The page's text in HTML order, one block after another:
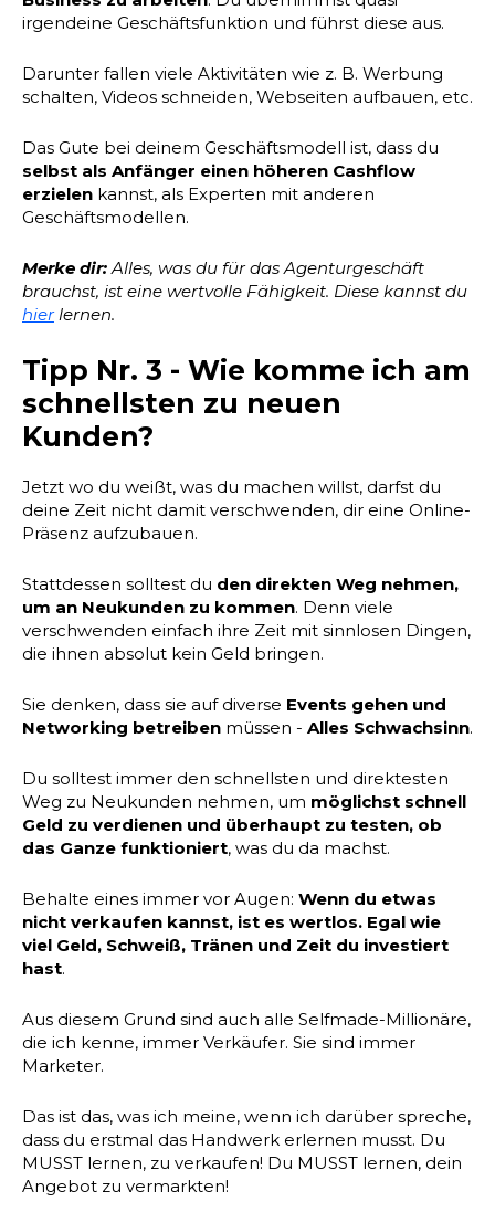
irgendeine Geschäftsfunktion und führst diese aus.
Darunter fallen viele Aktivitäten wie z. B. Werbung
schalten, Videos schneiden, Webseiten aufbauen, etc.
Das Gute bei deinem Geschäftsmodell ist, dass du
selbst als Anfänger einen höheren Cashflow
erzielen kannst, als Experten mit anderen
Geschäftsmodellen.
Merke dir:Alles, was du für das Agenturgeschäft
brauchst, ist eine wertvolle Fähigkeit. Diese kannst du
hierlernen.
Tipp Nr. 3 - Wie komme ich am
schnellsten zu neuen
Kunden?
Jetzt wo du weißt, was du machen willst, darfst du
deine Zeit nicht damit verschwenden, dir eine Online-
Präsenz aufzubauen.
Stattdessen solltest du den direkten Weg nehmen,
um an Neukunden zu kommen. Denn viele
verschwenden einfach ihre Zeit mit sinnlosen Dingen,
die ihnen absolut kein Geld bringen.
Sie denken, dass sie auf diverse Events gehen und
Networking betreiben müssen - Alles Schwachsinn.
Du solltest immer den schnellsten und direktesten
Weg zu Neukunden nehmen, um möglichst schnell
Geld zu verdienen und überhaupt zu testen, ob
das Ganze funktioniert, was du da machst.
Behalte eines immer vor Augen: Wenn du etwas
nicht verkaufen kannst, ist es wertlos. Egal wie
viel Geld, Schweiß, Tränen und Zeit du investiert
hast.
Aus diesem Grund sind auch alle Selfmade-Millionäre,
die ich kenne, immer Verkäufer. Sie sind immer
Marketer.
Das ist das, was ich meine, wenn ich darüber spreche,
dass du erstmal das Handwerk erlernen musst. Du
MUSST lernen, zu verkaufen! Du MUSST lernen, dein
Angebot zu vermarkten!